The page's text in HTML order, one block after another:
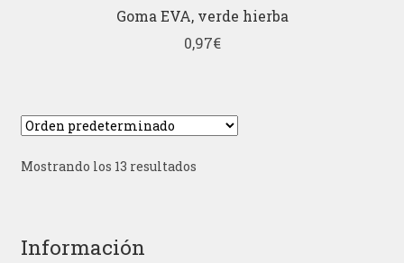
Goma EVA, verde hierba
0,97€
Mostrando los 13 resultados
Información